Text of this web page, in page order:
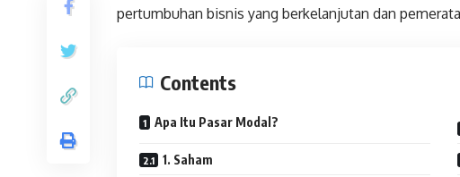
pertumbuhan bisnis yang berkelanjutan dan
Contents
Apa Itu Pasar Modal?
1. Saham